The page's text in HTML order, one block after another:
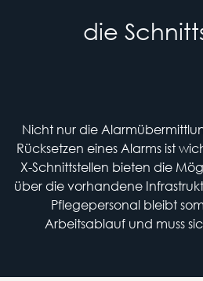
die
Nicht nur die
Rücksetzen eines Alarms ist
X-Schnittstellen bieten die
über die vorhandene
Pflegepersonal bleibt
Arbeitsablauf und muss